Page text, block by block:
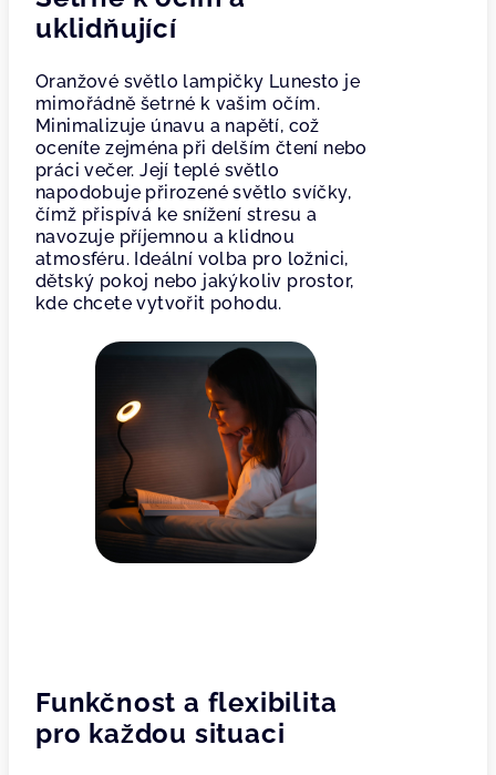
uklidňující
Oranžové světlo lampičky Lunesto je
mimořádně šetrné k vašim očím.
Minimalizuje únavu a napětí, což
oceníte zejména při delším čtení nebo
práci večer. Její teplé světlo
napodobuje přirozené světlo svíčky,
čímž přispívá ke snížení stresu a
navozuje příjemnou a klidnou
atmosféru. Ideální volba pro ložnici,
dětský pokoj nebo jakýkoliv prostor,
kde chcete vytvořit pohodu.
Funkčnost a flexibilita
pro každou situaci